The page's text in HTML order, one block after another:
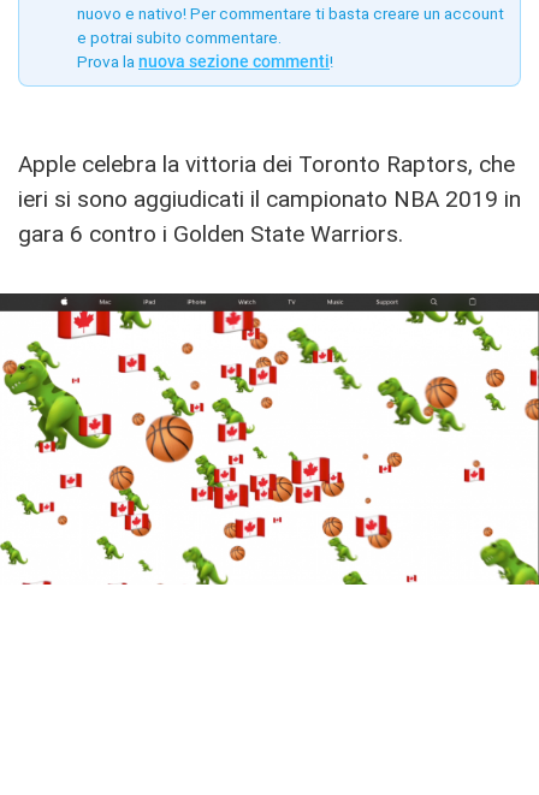
nuovo e nativo! Per commentare ti basta creare un account
e potrai subito commentare.
Prova la nuova sezione commenti!
Apple celebra la vittoria dei Toronto Raptors, che
ieri si sono aggiudicati il campionato NBA 2019 in
gara 6 contro i Golden State Warriors.